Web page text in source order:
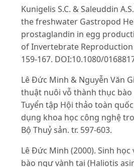
Kunigelis S.C. & Saleuddin
the freshwater Gastropod
prostaglandin in egg
of Invertebrate
159-167. DOI:10.1080/
Lê Đức Minh & Nguyễn Văn
thuật nuôi vỗ thành thục
Tuyển tập Hội thảo toàn
dụng khoa học công nghệ
Bộ Thuỷ sản. tr. 597-603.
Lê Đức Minh (2000). Sinh
bào ngư vành tai (Haliotis